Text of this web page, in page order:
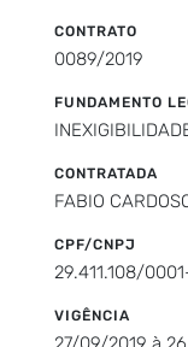
CONTRATO
0089/2019
FUNDAMENTO
CONTRATADA
FABIO
CPF/CNPJ
29.411.108/
VIGÊNCIA